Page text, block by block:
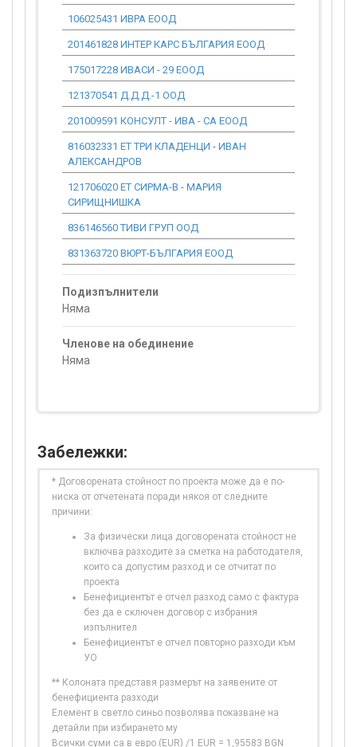
106025431 ИВРА ЕООД
201461828 ИНТЕР КАРС БЪЛГАРИЯ ЕООД
175017228 ИВАСИ - 29 ЕООД
121370541 Д.Д.Д.-1 ООД
201009591 КОНСУЛТ - ИВА - СА ЕООД
816032331 ЕТ ТРИ КЛАДЕНЦИ - ИВАН
АЛЕКСАНДРОВ
121706020 ЕТ СИРМА-В - МАРИЯ
СИРИЩНИШКА
836146560 ТИВИ ГРУП ООД
831363720 ВЮРТ-БЪЛГАРИЯ ЕООД
Подизпълнители
Няма
Членове на обединение
Няма
Забележки:
* Договорената стойност по проекта може да е по-
ниска от отчетената поради някоя от следните
причини:
За физически лица договорената стойност не
включва разходите за сметка на работодателя,
които са допустим разход и се отчитат по
проекта
Бенефициентът е отчел разход само с фактура
без да е сключен договор с избрания
изпълнител
Бенефициентът е отчел повторно разходи към
УО
** Колоната представя размерът на заявените от
бенефициента разходи
Елемент в светло синьо позволява показване на
детайли при избирането му
Всички суми са в евро (EUR) /1 EUR = 1,95583 BGN